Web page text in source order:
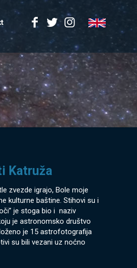
Katruža
zvezde igrajo, Bole moje
kulturne baštine. Stihovi su i
je stoga bio i naziv
je astronomsko društvo
je 15 astrofotografija
su bili vezani uz noćno